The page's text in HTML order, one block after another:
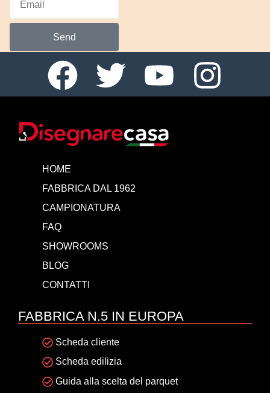
Send
HOME
FABBRICA DAL 1962
CAMPIONATURA
FAQ
SHOWROOMS
BLOG
CONTATTI
FABBRICA N.5 IN EUROPA
Scheda cliente
Scheda edilizia
Guida alla scelta del parquet